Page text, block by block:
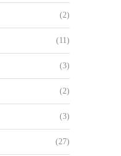
(2)
(11)
(3)
(2)
(3)
(27)